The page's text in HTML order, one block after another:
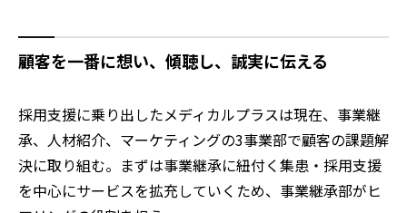
顧客を一番に想い、傾聴し、誠実に伝える
採用支援に乗り出したメディカルプラスは現在、事業継
承、人材紹介、マーケティングの3事業部で顧客の課題解
決に取り組む。まずは事業継承に紐付く集患・採用支援
を中心にサービスを拡充していくため、事業継承部がヒ